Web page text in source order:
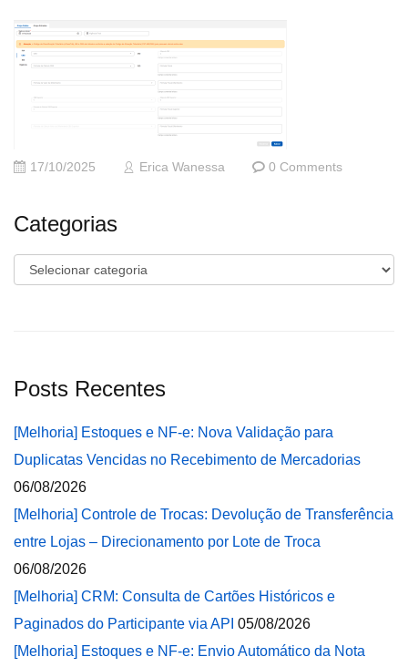
17/10/2025 Erica Wanessa 0 Comments
Categorias
Categorias
Posts Recentes
[Melhoria] Estoques e NF-e: Nova Validação para
Duplicatas Vencidas no Recebimento de Mercadorias
06/08/2026
[Melhoria] Controle de Trocas: Devolução de Transferência
entre Lojas – Direcionamento por Lote de Troca
06/08/2026
[Melhoria] CRM: Consulta de Cartões Históricos e
Paginados do Participante via API 05/08/2026
[Melhoria] Estoques e NF-e: Envio Automático da Nota